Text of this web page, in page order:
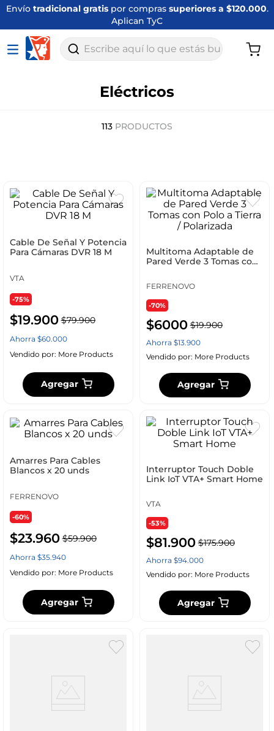
Envío tradicional gratispor compras superiores a $120.000.
Aplican TyC
Escribe aquí lo que estás buscando
Eléctricos
113 PRODUCTOS
Cable De Señal Y Potencia
Para Cámaras DVR 18 M
VTA
-75%
$19.900 $79.900
Ahorra $60.000
Vendido por: More Products
Agregar
Multitoma Adaptable de
Pared Verde 3 Tomas con
FERRENOVO
-70%
$6000 $19.900
Ahorra $13.900
Vendido por: More Products
Agregar
Amarres Para Cables
Blancos x 20 unds
FERRENOVO
-60%
$23.960 $59.900
Ahorra $35.940
Vendido por: More Products
Agregar
Interruptor Touch Doble
Link IoT VTA+ Smart Home
VTA
-53%
$81.900 $175.900
Ahorra $94.000
Vendido por: More Products
Agregar